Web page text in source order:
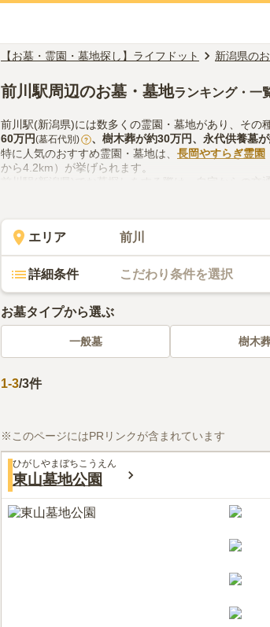
【お墓・霊園・墓地探し】ライフドット 新潟県の
前川駅周辺のお墓・墓地ランキング・一
前川駅(新潟県)には数多くの霊園・墓地があり、その
60万円(墓石代別) ? 、 樹木葬が約30万円、 永代供養墓
特に人気のおすすめ霊園・墓地は、 長岡やすらぎ霊園
から4.2km）が挙げられます。
前川駅(新潟県)でお墓探しをする際は、自宅からの
供花やお線香の入手方法などを考慮して選ぶとよい
エリア 前川
詳細条件 こだわり条件を選択
お墓タイプから選ぶ
一般墓 樹木
1-3/3件
※このページにはPRリンクが含まれています
ひがしやまぼちこうえん
東山墓地公園